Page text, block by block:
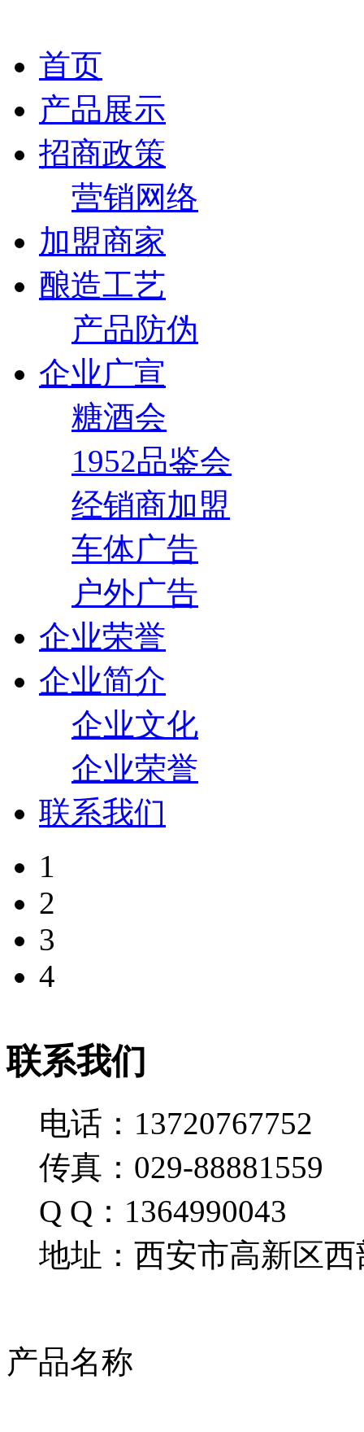
首页
产品展示
招商政策
营销网络
加盟商家
酿造工艺
产品防伪
企业广宣
糖酒会
1952品鉴会
经销商加盟
车体广告
户外广告
企业荣誉
企业简介
企业文化
企业荣誉
联系我们
1
2
3
4
联系我们
电话：13720767752
传真：029-88881559
Q Q：1364990043
地址：西安市高新区西
产品名称